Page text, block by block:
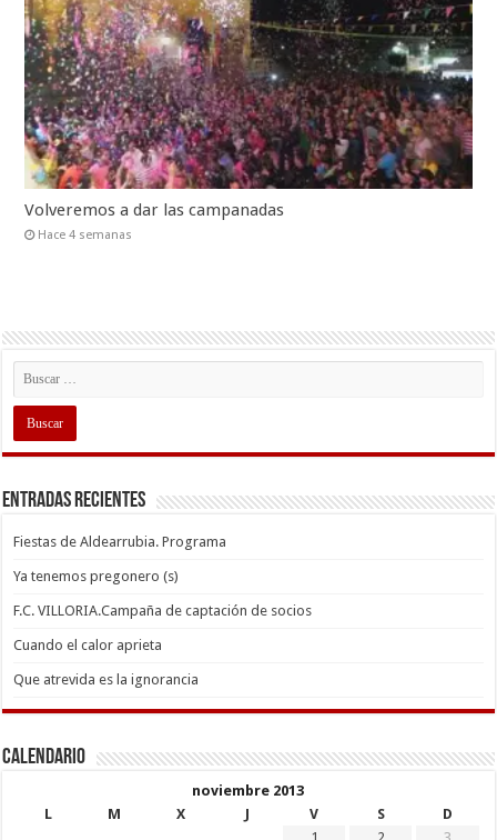
Volveremos a dar las campanadas
Hace 4 semanas
Entradas recientes
Fiestas de Aldearrubia. Programa
Ya tenemos pregonero (s)
F.C. VILLORIA.Campaña de captación de socios
Cuando el calor aprieta
Que atrevida es la ignorancia
Calendario
noviembre 2013
L
M X J V S
D